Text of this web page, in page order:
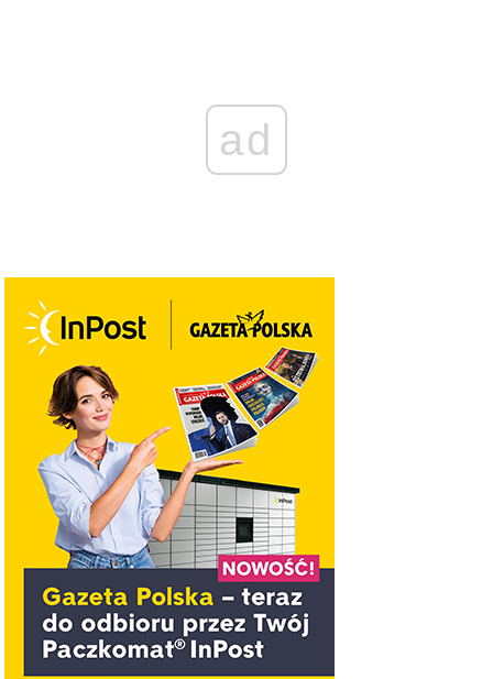
ad